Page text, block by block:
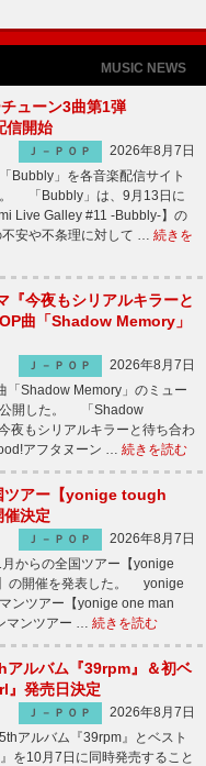
MUSIC NEWS
ューン3曲第1弾
信開始
Ｊ－ＰＯＰ
2026年8月7日
Bubbly」を各音楽配信サイト
「Bubbly」は、9月13日に
Live Galley #11 -Bubbly-】の
安や不条理に対して … 続きを
『今夜もシリアルキラーと
曲「Shadow Memory」
Ｊ－ＰＯＰ
2026年8月7日
Shadow Memory」のミュー
公開した。 「Shadow
夜もシリアルキラーと待ち合わ
アフタヌーン … 続きを読む
ツアー【yonige tough
決定
Ｊ－ＰＯＰ
2026年8月7日
からの全国ツアー【yonige
の開催を発表した。 yonige
ンツアー【yonige one man
マンツアー … 続きを読む
アルバム『39rpm』＆初ベ
』発売日決定
Ｊ－ＰＯＰ
2026年8月7日
アルバム『39rpm』とベスト
を10月7日に同時発売すること